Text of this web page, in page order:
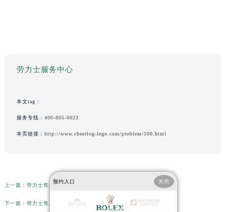
劳力士服务中心
本文tag：
服务专线： 400-805-0023
本页链接： http://www.cheerlog-lego.com/problem/500.html
上一篇： 劳力士售后客服热线查询
下一篇： 劳力士售后维修服务门店地址
预约入口 关闭